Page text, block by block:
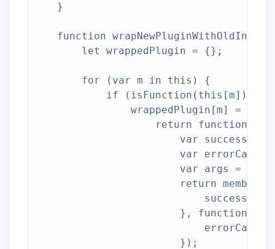
    }
function
        let wrappedPlugin = {};
        for (var m in this) {
            if (isFunction(this[m])) {
wrappedPlugin[m] =
return function ()
var
var
var args =
return
}, function
                        });